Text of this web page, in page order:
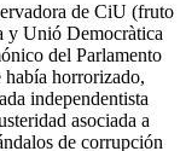
de CiU (fruto
y Unió Democràtica
del Parlamento
había horrorizado,
independentista
asociada a
de corrupción